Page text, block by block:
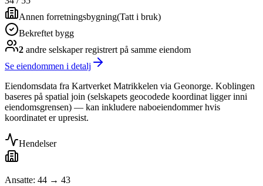
Annen forretningsbygning(Tatt i bruk)
Bekreftet bygg
2 andre selskaperregistrert på samme eiendom
Se eiendommen i detalj
Eiendomsdata fra Kartverket Matrikkelen via Geonorge. Koblingen
baseres på spatial join (selskapets geocodede koordinat ligger inni
eiendomsgrensen) — kan inkludere naboeiendommer hvis
koordinatet er upresist.
Hendelser
Ansatte: 44 → 43